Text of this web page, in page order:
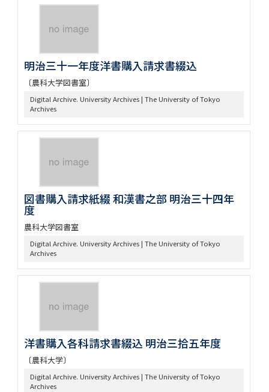
明治三十一年度洋書購入請求書綴込
〔農科大学図書室〕
Digital Archive. University Archives | The University of Tokyo
Archives
図書購入請求紙綴 和漢書之部 明治三十四年
度
農科大学図書室
Digital Archive. University Archives | The University of Tokyo
Archives
洋書購入各科請求書綴込 明治三拾五年度
〔農科大学〕
Digital Archive. University Archives | The University of Tokyo
Archives